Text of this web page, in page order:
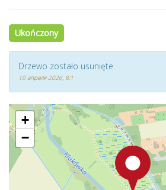
Ukończony
Drzewo zostało usunięte.
10 апреля 2026, 8:1
+
−